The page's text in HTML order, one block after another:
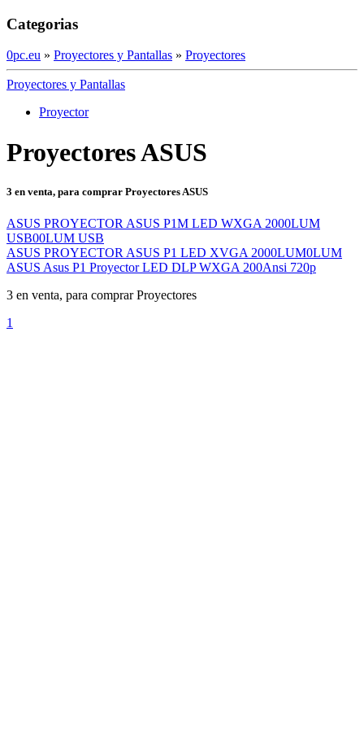
Categorias
0pc.eu » Proyectores y Pantallas » Proyectores
Proyectores y Pantallas
Proyector
Proyectores ASUS
3 en venta, para comprar Proyectores ASUS
ASUS PROYECTOR ASUS P1M LED WXGA 2000LUM
USB00LUM USB
ASUS PROYECTOR ASUS P1 LED XVGA 2000LUM0LUM
ASUS Asus P1 Proyector LED DLP WXGA 200Ansi 720p
3 en venta, para comprar Proyectores
1